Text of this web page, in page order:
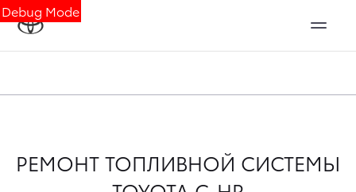
Debug Mode
РЕМОНТ ТОПЛИВНОЙ СИСТЕМЫ